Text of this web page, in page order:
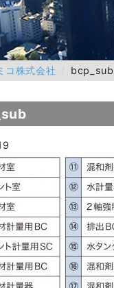
コ株式会社 bcp_sub